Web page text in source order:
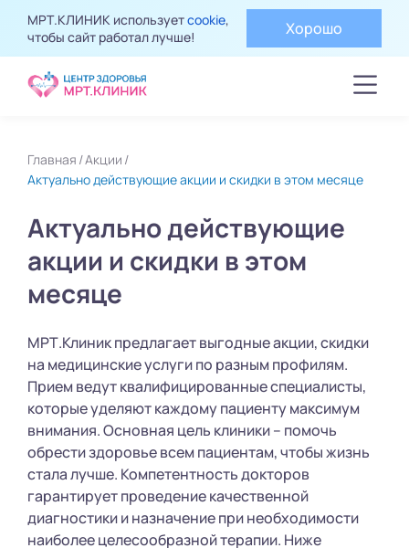
МРТ.КЛИНИК используетcookie,
чтобы сайт работал лучше!
Хорошо
Главная Акции
Актуально действующие акции и скидки в этом месяце
Актуально действующие
акции и скидки в этом
месяце
МРТ.Клиник предлагает выгодные акции, скидки
на медицинские услуги по разным профилям.
Прием ведут квалифицированные специалисты,
которые уделяют каждому пациенту максимум
внимания. Основная цель клиники – помочь
обрести здоровье всем пациентам, чтобы жизнь
стала лучше. Компетентность докторов
гарантирует проведение качественной
диагностики и назначение при необходимости
наиболее целесообразной терапии. Ниже